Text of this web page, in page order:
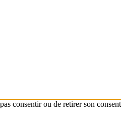
consentir ou de retirer son